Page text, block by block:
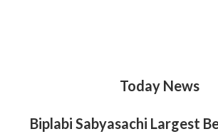
Today News
Biplabi Sabyasachi Largest